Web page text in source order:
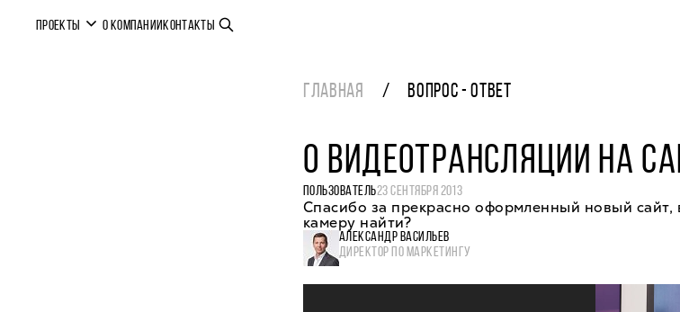
ПРОЕКТЫ О КОМПАНИИКОНТАКТЫ
ГЛАВНАЯ ВОПРОС - ОТВЕТ
О ВИДЕОТРАНСЛЯЦИИ НА
ПОЛЬЗОВАТЕЛЬ23 СЕНТЯБРЯ 2013
Спасибо за прекрасно оформленный новый сайт,
камеру найти?
АЛЕКСАНДР ВАСИЛЬЕВ
ДИРЕКТОР ПО МАРКЕТИНГУ